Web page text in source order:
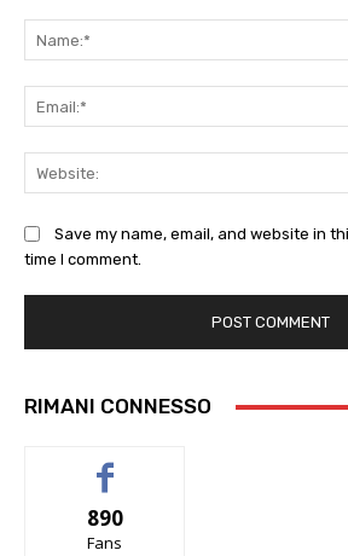
Save my name, email, and website in
time I comment.
RIMANI CONNESSO
890
Fans